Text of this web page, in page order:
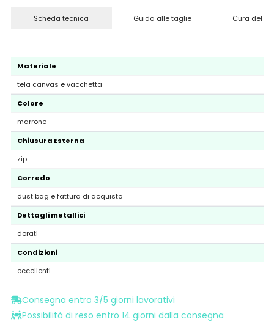
Scheda tecnica Guida alle taglie Cura del
Materiale
tela canvas e vacchetta
Colore
marrone
Chiusura Esterna
zip
Corredo
dust bag e fattura di acquisto
Dettagli metallici
dorati
Condizioni
eccellenti
Consegna entro 3/5 giorni lavorativi
Possibilità di reso entro 14 giorni dalla consegna